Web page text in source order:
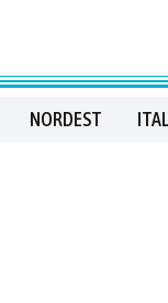
NORDEST